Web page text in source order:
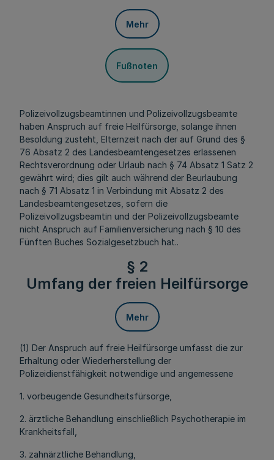
Mehr
Fußnoten
Polizeivollzugsbeamtinnen und Polizeivollzugsbeamte
haben Anspruch auf freie Heilfürsorge, solange ihnen
Besoldung zusteht, Elternzeit nach der auf Grund des §
76 Absatz 2 des Landesbeamtengesetzes erlassenen
Rechtsverordnung oder Urlaub nach § 74 Absatz 1 Satz 2
gewährt wird; dies gilt auch während der Beurlaubung
nach § 71 Absatz 1 in Verbindung mit Absatz 2 des
Landesbeamtengesetzes, sofern die
Polizeivollzugsbeamtin und der Polizeivollzugsbeamte
nicht Anspruch auf Familienversicherung nach § 10 des
Fünften Buches Sozialgesetzbuch hat..
§ 2
Umfang der freien Heilfürsorge
Mehr
(1) Der Anspruch auf freie Heilfürsorge umfasst die zur
Erhaltung oder Wiederherstellung der
Polizeidienstfähigkeit notwendige und angemessene
1. vorbeugende Gesundheitsfürsorge,
2. ärztliche Behandlung einschließlich Psychotherapie im
Krankheitsfall,
3. zahnärztliche Behandlung,